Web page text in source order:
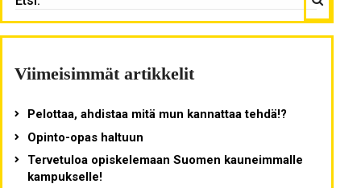
Viimeisimmät artikkelit
Pelottaa, ahdistaa mitä mun kannattaa tehdä!?
Opinto-opas haltuun
Tervetuloa opiskelemaan Suomen kauneimmalle
kampukselle!